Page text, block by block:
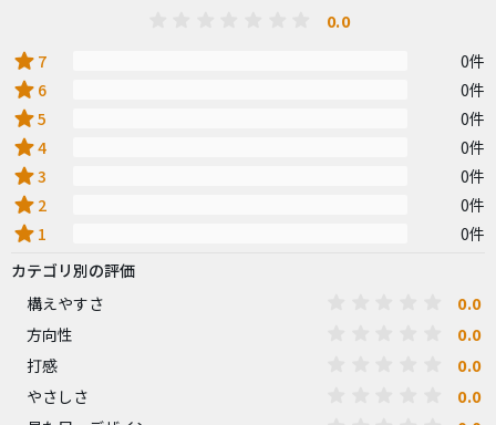
0.0
star 7 0件
star 6 0件
star5 0件
star4 0件
star3 0件
star 2 0件
star 1
0件
カテゴリ別の評価
構えやすさ
0.0
方向性 0.0
打感 0.0
やさしさ 0.0